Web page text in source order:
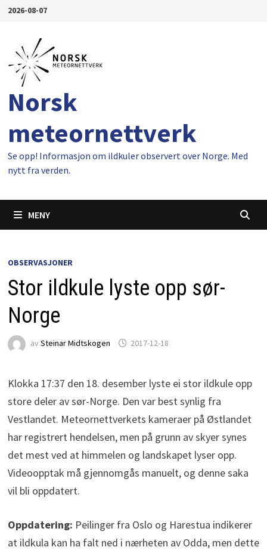
Gå2026-08-07
Norsk
meteornettverk
Se opp! Informasjon om ildkuler observert over Norge. Med
nytt fra verden.
MENY
OBSERVASJONER
Stor ildkule lyste opp sør-
Norge
av Steinar Midtskogen 2017-12-18
Klokka 17:37 den 18. desember lyste ei stor ildkule opp
store deler av sør-Norge. Den var best synlig fra
Vestlandet. Meteornettverkets kameraer på Østlandet
har registrert hendelsen, men på grunn av skyer synes
det mest ved at himmelen og landskapet lyser opp.
Videoopptak må gjennomgås manuelt, og denne saka
vil bli oppdatert.
Oppdatering: Peilinger fra Oslo og Harestua indikerer
at ildkula kan ha falt ned i nærheten av Odda, men dette